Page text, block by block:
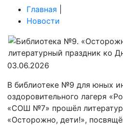
Главная
Новости
03.06.2026
В библиотеке №9 для юных
оздоровительного лагеря
«СОШ №7» прошёл
«Осторожно, дети!»,